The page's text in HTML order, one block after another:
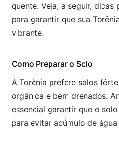
quente. Veja, a seguir, dicas
para garantir que sua
vibrante.
Como Preparar o Solo
A Torênia prefere solos
orgânica e bem drenados.
essencial garantir que o
para evitar acúmulo de água